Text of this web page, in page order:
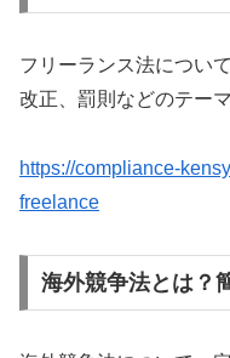
フリーランス法につい
改正、罰則などのテー
https://compliance-
freelance
海外競争法とは？